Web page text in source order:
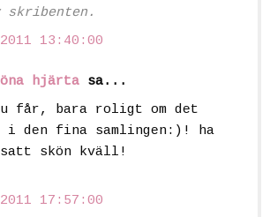
skribenten.
13:40:00
hjärta sa...
får, bara roligt om det
i den fina samlingen:)! ha
skön kväll!
17:57:00